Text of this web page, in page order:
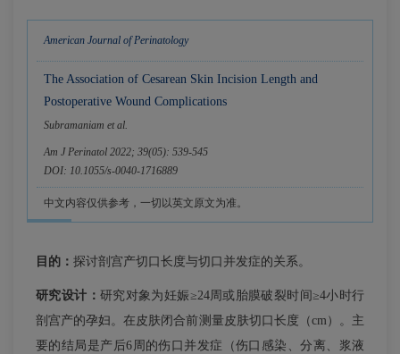
American Journal of Perinatology
The Association of Cesarean Skin Incision Length and
Postoperative Wound Complications
Subramaniam et al.
Am J Perinatol 2022; 39(05): 539-545
DOI: 10.1055/s-0040-1716889
中文内容仅供参考，一切以英文原文为准。
目的： 探讨剖宫产切口长度与切口并发症的关系。
研究设计： 研究对象为妊娠≥24周或胎膜破裂时间≥4小时行
剖宫产的孕妇。在皮肤闭合前测量皮肤切口长度（cm）。主
要的结局是产后6周的伤口并发症（伤口感染、分离、浆液